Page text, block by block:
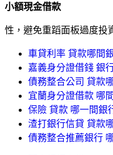
小額現金借款
性，避免重蹈面板過度投
車貸利率 貸款哪間
嘉義身分證借錢 銀
債務整合公司 貸款
宜蘭身分證借款 哪
保險 貸款 哪一間銀
渣打銀行信貸 貸款
債務整合推薦銀行